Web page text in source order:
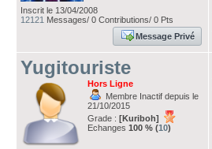
Inscrit le 13/04/2008
12121 Messages/ 0 Contributions/ 0 Pts
Message Privé
Yugitouriste
Hors Ligne
Membre Inactif depuis le
21/10/2015
Grade : [Kuriboh]
Echanges 100 % (10)